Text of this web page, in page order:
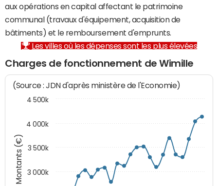
aux opérations en capital affectant le patrimoine
communal (travaux d'équipement, acquisition de
bâtiments) et le remboursement d'emprunts.
Les villes où les dépenses sont les plus élevées
Charges de fonctionnement de Wimille
Montants (€)
(Source : JDN d'après ministère de l'Economie)
3 000k
3 500k
4 000k
4 500k